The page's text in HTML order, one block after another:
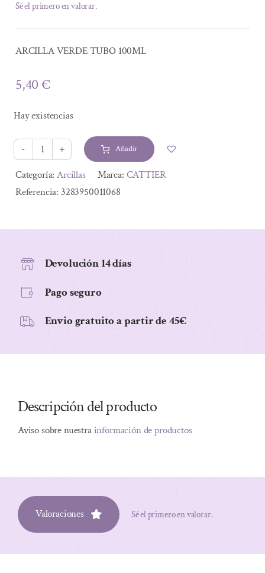
Sé el primero en valorar.
ARCILLA VERDE TUBO 100ML
5,40€
Hay existencias
ARCILLA
VERDE
TUBO
Añadir
Alternative:
Categoría:Arcillas Marca: CATTIER
Referencia: 3283950011068
Devolución 14 días
Pago seguro
Envio gratuito a partir de 45€
Descripción del producto
Aviso sobre nuestrainformación de productos
Valoraciones Sé el primero en valorar.